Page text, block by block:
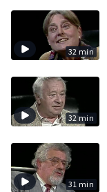
32 min
32 min
31 min